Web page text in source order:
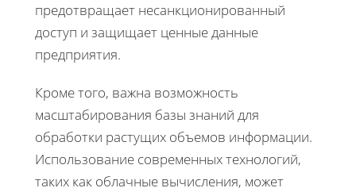
предотвращает несанкционированный
доступ и защищает ценные данные
предприятия.
Кроме того, важна возможность
масштабирования базы знаний для
обработки растущих объемов информации.
Использование современных технологий,
таких как облачные вычисления, может